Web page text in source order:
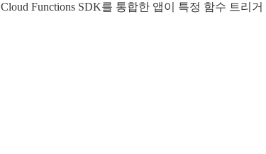
Functions SDK를 통합한 앱이 특정 함수 트리